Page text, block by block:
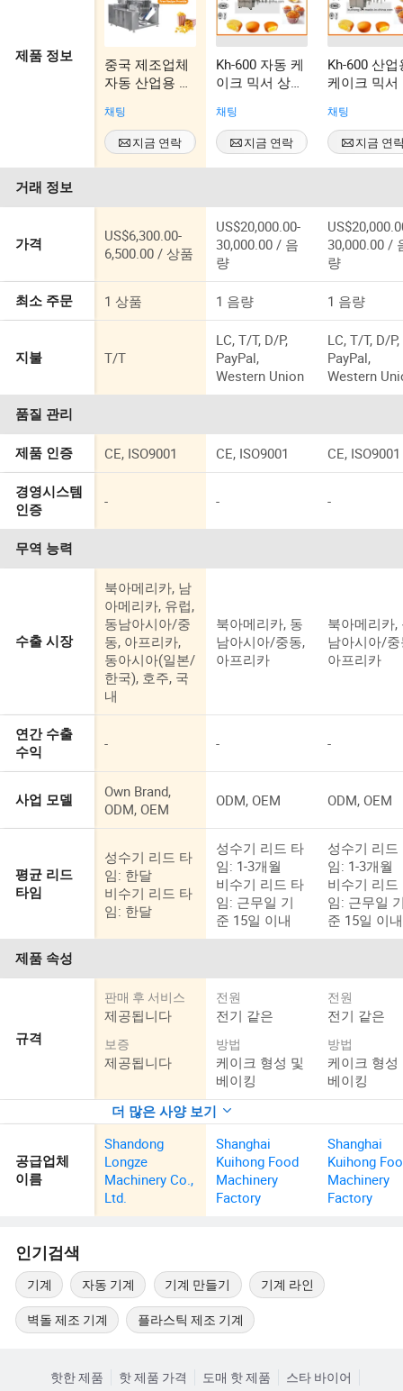
제품 정보
중국 제조업체
자동 산업용 팝
전자기 대형 맛
있는 팝콘 기계
채팅
지금 연락
Kh-600 자동 케
이크 믹서 상업
이션 믹서
채팅
지금 연락
Kh-600 산업
케이크 믹서
채팅
지금 연
거래 정보
가격
US$6,300.00-
6,500.00 / 상품
US$20,000.00-
30,000.00 / 음
량
30,000.00 /
량
최소 주문 1 상품 1 음량 1 음량
지불 T/T
LC, T/T, D/P,
PayPal,
Western Union
LC, T/T, D/P,
PayPal,
Western
품질 관리
제품 인증 CE, ISO9001 CE, ISO9001 CE, ISO9001
경영시스템
인증
- - -
무역 능력
수출 시장
북아메리카, 남
아메리카, 유럽,
동남아시아/중
동, 아프리카,
동아시아(일본/
한국), 호주, 국
내
북아메리카, 동
남아시아/중동,
아프리카
북아메리카,
남아시아/중
아프리카
연간 수출
수익
- - -
사업 모델
Own Brand,
ODM, OEM
ODM, OEM ODM, OEM
평균 리드
타임
성수기 리드 타
임: 한달
비수기 리드 타
임: 한달
성수기 리드 타
임: 1-3개월
비수기 리드 타
임: 근무일 기
준 15일 이내
성수기 리드
임: 1-3개월
비수기 리드
임: 근무일
준 15일 이내
제품 속성
규격
판매 후 서비스
제공됩니다
보증
제공됩니다
전원
전기 같은
방법
케이크 형성 및
베이킹
전원
전기 같은
방법
케이크 형성
베이킹
더 많은 사양 보기
공급업체
이름
Shandong
Longze
Machinery Co.,
Ltd.
Shanghai
Kuihong Food
Machinery
Factory
Shanghai
Kuihong
Machinery
Factory
인기검색
기계 자동 기계 기계 만들기 기계 라인
벽돌 제조 기계 플라스틱 제조 기계
핫한 제품 핫 제품 가격 도매 핫 제품 스타 바이어